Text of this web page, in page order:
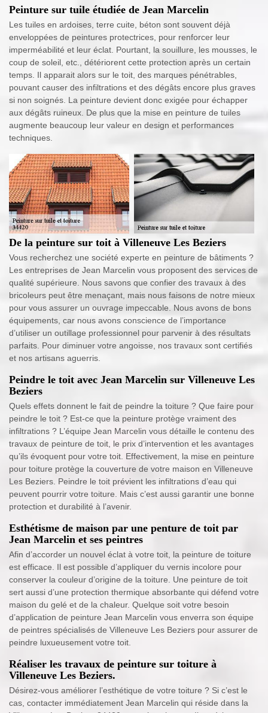
Peinture sur tuile étudiée de Jean Marcelin
Les tuiles en ardoises, terre cuite, béton sont souvent déjà
enveloppées de peintures protectrices, pour renforcer leur
imperméabilité et leur éclat. Pourtant, la souillure, les mousses, le
coup de soleil, etc., détériorent cette protection après un certain
temps. Il apparait alors sur le toit, des marques pénétrables,
pouvant causer des infiltrations et des dégâts encore plus graves
si non soignés. La peinture devient donc exigée pour échapper
aux dégâts ruineux. De plus que la mise en peinture de tuiles
augmente beaucoup leur valeur en design et performances
techniques.
De la peinture sur toit à Villeneuve Les Beziers
Vous recherchez une société experte en peinture de bâtiments ?
Les entreprises de Jean Marcelin vous proposent des services de
qualité supérieure. Nous savons que confier des travaux à des
bricoleurs peut être menaçant, mais nous faisons de notre mieux
pour vous assurer un ouvrage impeccable. Nous avons de bons
équipements, car nous avons conscience de l’importance
d’utiliser un outillage professionnel pour parvenir à des résultats
parfaits. Pour diminuer votre angoisse, nos travaux sont certifiés
et nos artisans aguerris.
Peindre le toit avec Jean Marcelin sur Villeneuve Les
Beziers
Quels effets donnent le fait de peindre la toiture ? Que faire pour
peindre le toit ? Est-ce que la peinture protège vraiment des
infiltrations ? L’équipe Jean Marcelin vous détaille le contenu des
travaux de peinture de toit, le prix d’intervention et les avantages
qu’ils évoquent pour votre toit. Effectivement, la mise en peinture
pour toiture protège la couverture de votre maison en Villeneuve
Les Beziers. Peindre le toit prévient les infiltrations d’eau qui
peuvent pourrir votre toiture. Mais c’est aussi garantir une bonne
protection et durabilité à l’avenir.
Esthétisme de maison par une penture de toit par
Jean Marcelin et ses peintres
Afin d’accorder un nouvel éclat à votre toit, la peinture de toiture
est efficace. Il est possible d’appliquer du vernis incolore pour
conserver la couleur d’origine de la toiture. Une peinture de toit
sert aussi d’une protection thermique absorbante qui défend votre
maison du gelé et de la chaleur. Quelque soit votre besoin
d’application de peinture Jean Marcelin vous enverra son équipe
de peintres spécialisés de Villeneuve Les Beziers pour assurer de
peindre luxueusement votre toit.
Réaliser les travaux de peinture sur toiture à
Villeneuve Les Beziers.
Désirez-vous améliorer l’esthétique de votre toiture ? Si c’est le
cas, contacter immédiatement Jean Marcelin qui réside dans la